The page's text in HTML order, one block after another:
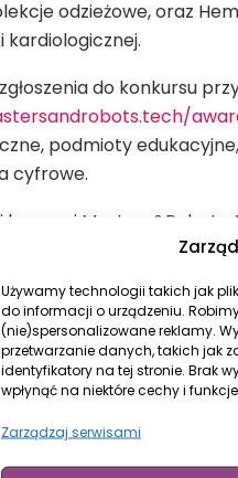
Używamy technologii takich jak
do informacji o urządzeniu.
(nie)spersonalizowane reklamy.
przetwarzanie danych, takich jak
identyfikatory na tej stronie. Brak
wpłynąć na niektóre cechy i
Zarządzaj serwisami
odzieżowe, oraz
kardiologicznej.
do konkursu
podmioty
cyfrowe.
laureaci Masters&Robots
biznesu i innowacji.